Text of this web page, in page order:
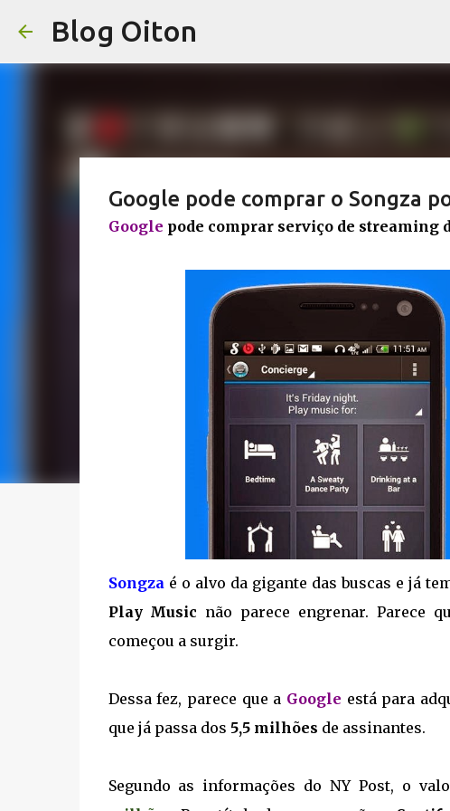
Blog Oiton
Google pode comprar o Songza
Google pode comprar serviço de streaming
Songza é o alvo da gigante das buscas e já
Play Music não parece engrenar. Parece
começou a surgir.
Dessa fez, parece que a Google está para
que já passa dos 5,5 milhões de assinantes.
Segundo as informações do NY Post, o